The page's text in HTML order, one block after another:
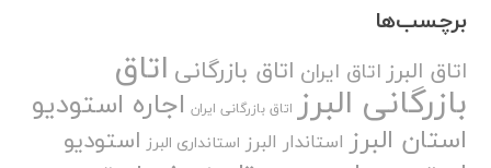
برچسب‌ها
اتاق البرزاتاق ایران اتاق بازرگانی اتاق
بازرگانی البرز اتاق بازرگانی ایران اجاره استودیو
استان البرز استاندار البرز استانداری البرز استودیو